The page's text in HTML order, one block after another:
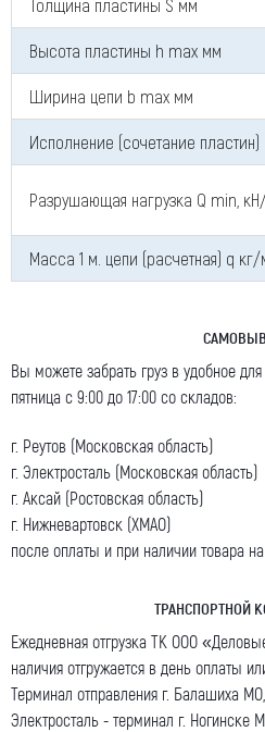
Высота пластины h max мм
Ширина цепи b max мм
Исполнение (сочетание пластин)
Разрушающая нагрузка Q min,
Масса 1 м. цепи (расчетная) q кг/
Вы можете забрать груз в удобное
пятница с 9:00 до 17:00 со складов:
г. Реутов (Московская область)
г. Электросталь (Московская область)
г. Аксай (Ростовская область)
г. Нижневартовск (ХМАО)
после оплаты и при наличии товара
ТРАНСПОРТНОЙ
Ежедневная отгрузка ТК ООО
наличия отгружается в день оплаты
Терминал отправления г. Балашиха
Электросталь - терминал г. Ногинске
Номер телефона для
Ваш e-mail
Ваше
Я даю согласие на
ООО
Посмотреть текст